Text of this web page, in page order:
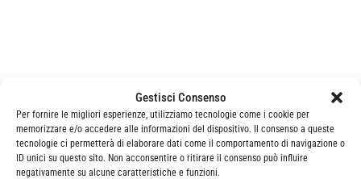
Gestisci Consenso
Per fornire le migliori esperienze, utilizziamo tecnologie come i cookie per
memorizzare e/o accedere alle informazioni del dispositivo. Il consenso a queste
tecnologie ci permetterà di elaborare dati come il comportamento di navigazione o
ID unici su questo sito. Non acconsentire o ritirare il consenso può influire
negativamente su alcune caratteristiche e funzioni.